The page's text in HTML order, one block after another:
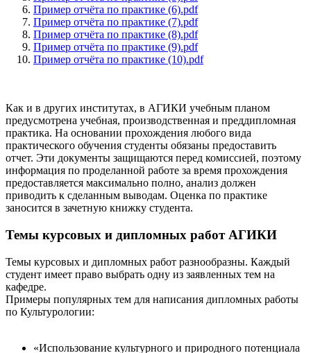
Пример отчёта по практике (6).pdf
Пример отчёта по практике (7).pdf
Пример отчёта по практике (8).pdf
Пример отчёта по практике (9).pdf
Пример отчёта по практике (10).pdf
Как и в других институтах, в АГИКИ учебным планом
предусмотрена учебная, производственная и преддипломная
практика. На основании прохождения любого вида
практического обучения студенты обязаны предоставить
отчет. Эти документы защищаются перед комиссией, поэтому
информация по проделанной работе за время прохождения
предоставляется максимально полно, анализ должен
приводить к сделанным выводам. Оценка по практике
заносится в зачетную книжку студента.
Темы курсовых и дипломных работ АГИКИ
Темы курсовых и дипломных работ разнообразны. Каждый
студент имеет право выбрать одну из заявленных тем на
кафедре.
Примеры популярных тем для написания дипломных работы
по Культурологии:
«Использование культурного и природного потенциала